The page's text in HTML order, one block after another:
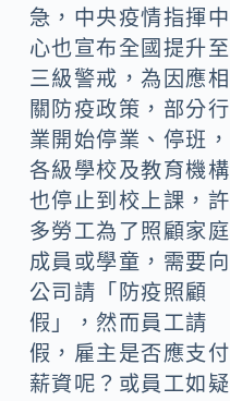
急，中央疫情指揮中
心也宣布全國提升至
三級警戒，為因應相
關防疫政策，部分行
業開始停業、停班，
各級學校及教育機構
也停止到校上課，許
多勞工為了照顧家庭
成員或學童，需要向
公司請「防疫照顧
假」，然而員工請
假，雇主是否應支付
薪資呢？或員工如疑